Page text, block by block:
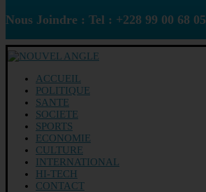
Nous Joindre : Tel : +228 99 00 68 05
ACCUEIL
POLITIQUE
SANTE
SOCIETE
SPORTS
ECONOMIE
CULTURE
INTERNATIONAL
HI-TECH
CONTACT